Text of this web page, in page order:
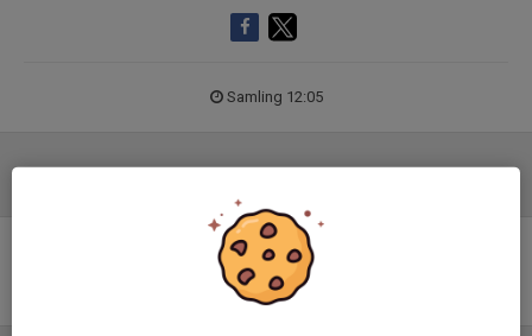
Samling 12:05
Ingen uppställning ifylld